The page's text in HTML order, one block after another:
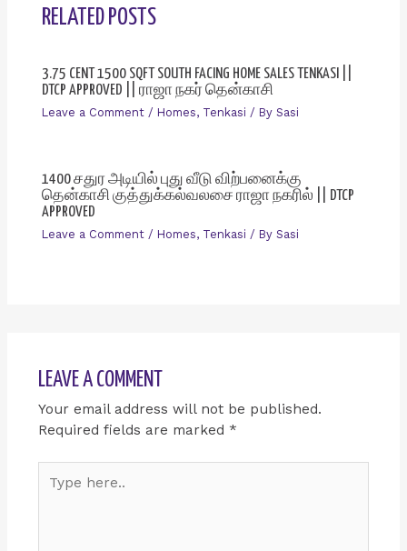
RELATED POSTS
3.75 CENT 1500 SQFT SOUTH FACING HOME SALES TENKASI ||
DTCP APPROVED || ராஜா நகர் தென்காசி
Leave a Comment / Homes, Tenkasi / By Sasi
1400 சதுர அடியில் புது வீடு விற்பனைக்கு
தென்காசி குத்துக்கல்வலசை ராஜா நகரில் || DTCP
APPROVED
Leave a Comment / Homes, Tenkasi / By Sasi
LEAVE A COMMENT
Your email address will not be published.
Required fields are marked *
here..